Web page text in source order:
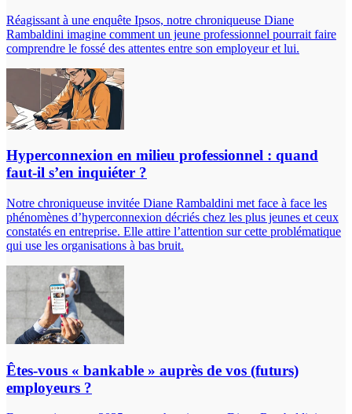
Réagissant à une enquête Ipsos, notre chroniqueuse Diane
Rambaldini imagine comment un jeune professionnel pourrait faire
comprendre le fossé des attentes entre son employeur et lui.
Hyperconnexion en milieu professionnel : quand
faut-il s’en inquiéter ?
Notre chroniqueuse invitée Diane Rambaldini met face à face les
phénomènes d’hyperconnexion décriés chez les plus jeunes et ceux
constatés en entreprise. Elle attire l’attention sur cette problématique
qui use les organisations à bas bruit.
Êtes-vous « bankable » auprès de vos (futurs)
employeurs ?